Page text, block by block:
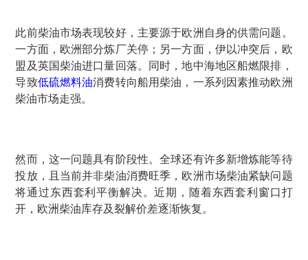
此前柴油市场表现较好，主要源于欧洲自身的供需问题。
一方面，欧洲部分炼厂关停；另一方面，伊以冲突后，欧
盟及英国柴油进口量回落。同时，地中海地区船燃限排，
导致低硫燃料油消费转向船用柴油，一系列因素推动欧洲
柴油市场走强。
然而，这一问题具有阶段性。全球还有许多新增炼能等待
投放，且当前并非柴油消费旺季，欧洲市场柴油紧缺问题
将通过东西套利平衡解决。近期，随着东西套利窗口打
开，欧洲柴油库存及裂解价差逐渐恢复。